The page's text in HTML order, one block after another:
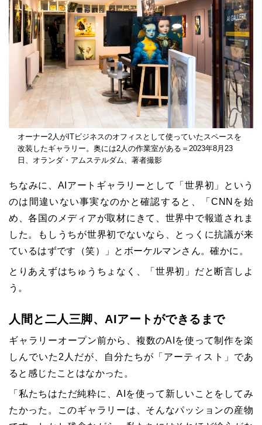
オーナー2人がITビジネスのオフィスとして使っていたスペースを
改装したギャラリー。奥には2人の作業室がある＝2023年8月23
日、オランダ・アムステルダム、著者撮影
ちなみに、AIアートギャラリーとして「世界初」という
のは間違いない事実なのかと確認すると、「CNNを始
め、各国のメディアが取材にきて、世界中で報道されま
した。もしうちが世界初でないなら、とっくに抗議が来
ているはずです（笑）」とボーケルマンさん。確かに。
とりあえずはちゅうちょなく、「世界初」だと断言しよ
う。
人間と二人三脚、AIアートができるまで
ギャラリーオープン前から、複数のAIを使って制作を楽
しんでいた2人だが、自分たちが「アーティスト」であ
ると感じたことはなかった。
「私たちはただ純粋に、AIを使って新しいことをしてみ
たかった。このギャラリーは、そんなパッションの産物